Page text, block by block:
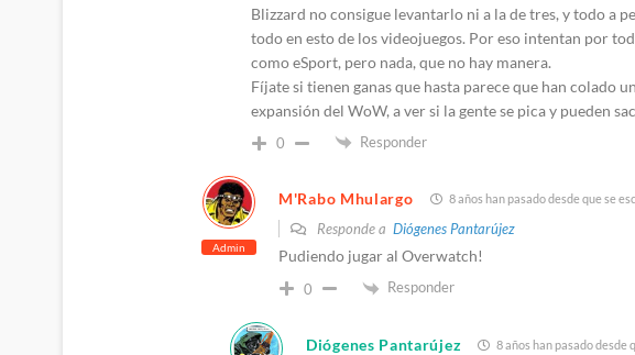
Blizzard no consigue levantarlo ni a la de tres, y todo a
todo en esto de los videojuegos. Por eso intentan por
como eSport, pero nada, que no hay manera.
Fíjate si tienen ganas que hasta parece que han colado
expansión del WoW, a ver si la gente se pica y pueden
0 Responder
Admin
M'Rabo Mhulargo 8 años han pasado desde que se
Responde a Diógenes Pantarújez
Pudiendo jugar al Overwatch!
0 Responder
Diógenes Pantarújez 8 años han pasado desde